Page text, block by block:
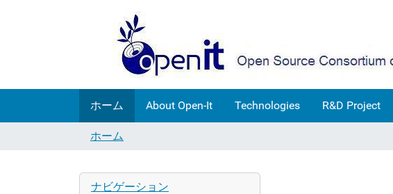
ホーム About Open-It Technologies R&D Project
ホーム
ナビゲーション